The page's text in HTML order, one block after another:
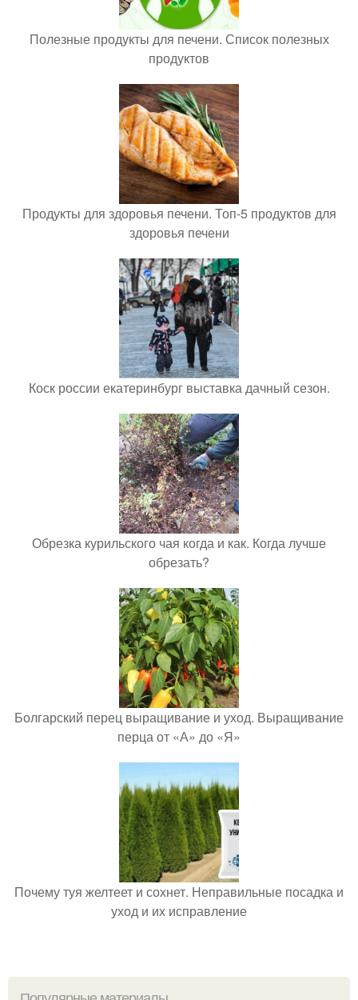
Полезные продукты для печени. Список полезных
продуктов
Продукты для здоровья печени. Топ-5 продуктов для
здоровья печени
Коск россии екатеринбург выставка дачный сезон.
Обрезка курильского чая когда и как. Когда лучше
обрезать?
Болгарский перец выращивание и уход. Выращивание
перца от «А» до «Я»
Почему туя желтеет и сохнет. Неправильные посадка и
уход и их исправление